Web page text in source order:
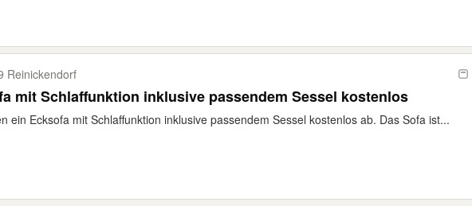
Reinickendorf
mit Schlaffunktion inklusive passendem Sessel kostenlos
ein Ecksofa mit Schlaffunktion inklusive passendem Sessel kostenlos ab. Das Sofa ist...